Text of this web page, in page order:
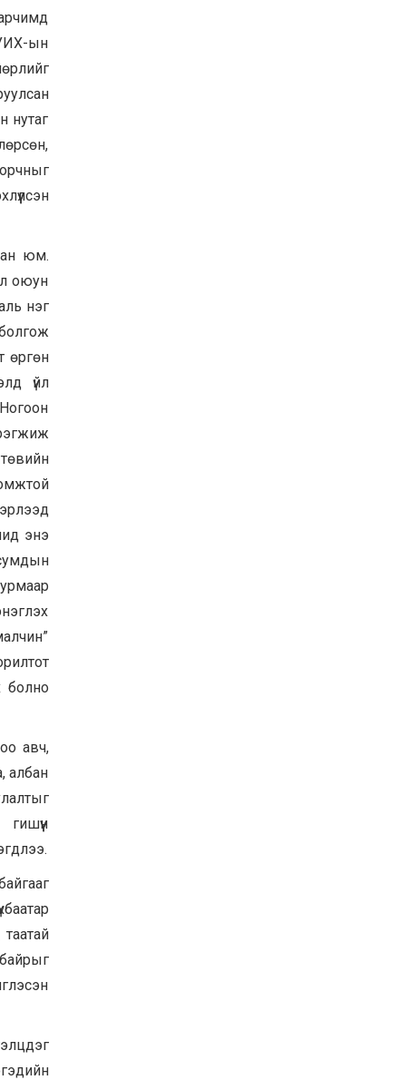
ын
нутаг
юм.
оюун
нэг
өргөн
үйл
энэ
болно
авч,
албан